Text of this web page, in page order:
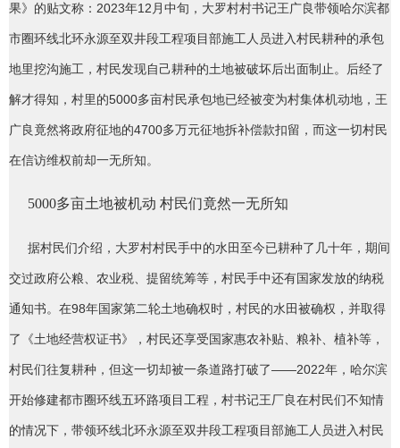
果》的贴文称：2023年12月中旬，大罗村村书记王广良带领哈尔滨都
市圈环线北环永源至双井段工程项目部施工人员进入村民耕种的承包
地里挖沟施工，村民发现自己耕种的土地被破坏后出面制止。后经了
解才得知，村里的5000多亩村民承包地已经被变为村集体机动地，王
广良竟然将政府征地的4700多万元征地拆补偿款扣留，而这一切村民
在信访维权前却一无所知。
5000多亩土地被机动 村民们竟然一无所知
据村民们介绍，大罗村村民手中的水田至今已耕种了几十年，期间
交过政府公粮、农业税、提留统筹等，村民手中还有国家发放的纳税
通知书。在98年国家第二轮土地确权时，村民的水田被确权，并取得
了《土地经营权证书》，村民还享受国家惠农补贴、粮补、植补等，
村民们往复耕种，但这一切却被一条道路打破了——2022年，哈尔滨
开始修建都市圈环线五环路项目工程，村书记王厂良在村民们不知情
的情况下，带领环线北环永源至双井段工程项目部施工人员进入村民